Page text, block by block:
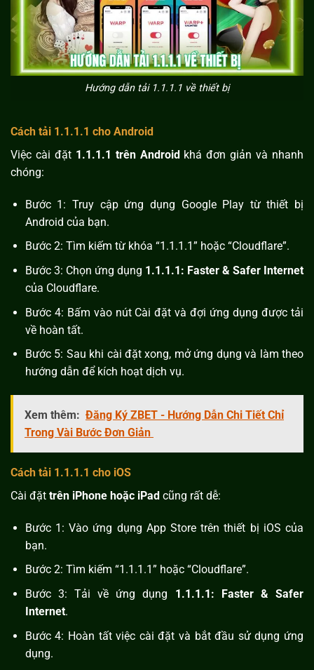
Hướng dẫn tải 1.1.1.1 về thiết bị
Cách tải 1.1.1.1 cho Android
Việc cài đặt 1.1.1.1 trên Androidkhá đơn giản và nhanh
chóng:
Bước 1: Truy cập ứng dụng Google Play từ thiết bị
Android của bạn.
Bước 2: Tìm kiếm từ khóa “1.1.1.1” hoặc “Cloudflare”.
Bước 3: Chọn ứng dụng 1.1.1.1: Faster & Safer Internet
của Cloudflare.
Bước 4: Bấm vào nút Cài đặt và đợi ứng dụng được tải
về hoàn tất.
Bước 5: Sau khi cài đặt xong, mở ứng dụng và làm theo
hướng dẫn để kích hoạt dịch vụ.
Xem thêm: Đăng Ký ZBET - Hướng Dẫn Chi Tiết Chỉ
Trong Vài Bước Đơn Giản
Cách tải 1.1.1.1 cho iOS
Cài đặt trên iPhone hoặc iPad cũng rất dễ:
Bước 1: Vào ứng dụng App Store trên thiết bị iOS của
bạn.
Bước 2: Tìm kiếm “1.1.1.1” hoặc “Cloudflare”.
Bước 3: Tải về ứng dụng 1.1.1.1: Faster & Safer
Internet.
Bước 4: Hoàn tất việc cài đặt và bắt đầu sử dụng ứng
dụng.